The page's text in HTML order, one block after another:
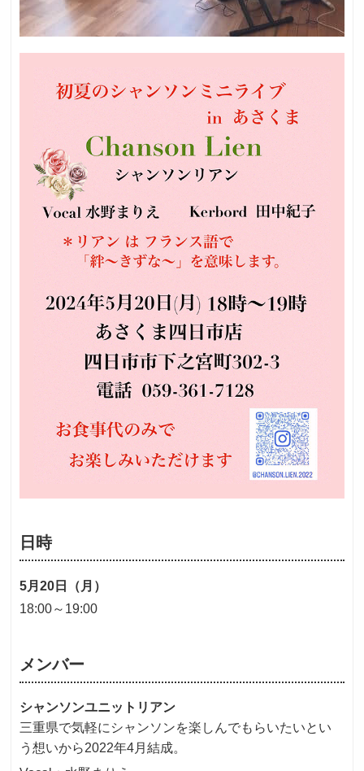
日時
5月20日（月）
18:00～19:00
メンバー
シャンソンユニットリアン
三重県で気軽にシャンソンを楽しんでもらいたいとい
う想いから2022年4月結成。